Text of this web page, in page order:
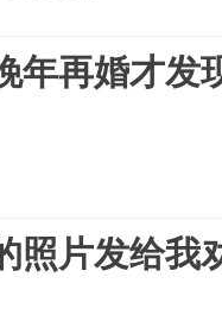
年再婚才发
照片发给我